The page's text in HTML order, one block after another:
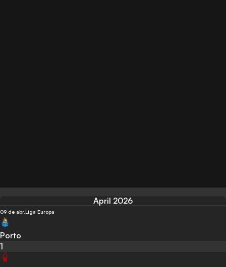
April 2026
09 de abr.Liga Europa
Porto
1